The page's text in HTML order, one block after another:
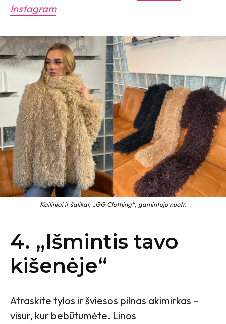
Instagram
Kailiniai ir šalikai, „GG Clothing“, gamintojo nuotr.
4. „Išmintis tavo
kišenėje“
Atraskite tylos ir šviesos pilnas akimirkas –
visur, kur bebūtumėte. Linos